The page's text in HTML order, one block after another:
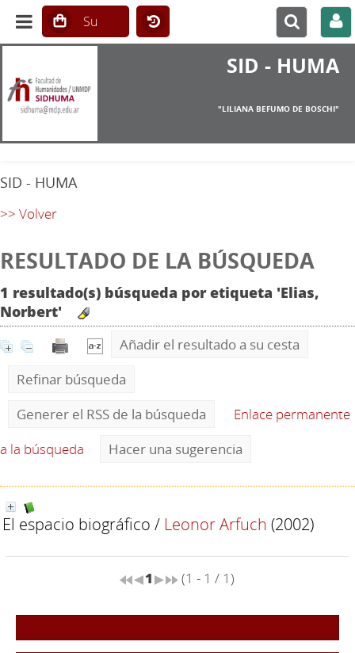
SID - HUMA
"LILIANA BEFUMO DE BOSCHI"
SID - HUMA
>> Volver
RESULTADO DE LA BÚSQUEDA
1 resultado(s) búsqueda por etiqueta 'Elias,
Norbert'
Añadir el resultado a su cesta
Refinar búsqueda
Generer el RSS de la búsqueda
Enlace permanente
a la búsqueda
Hacer una sugerencia
El espacio biográfico / Leonor Arfuch (2002)
1 (1 - 1 / 1)